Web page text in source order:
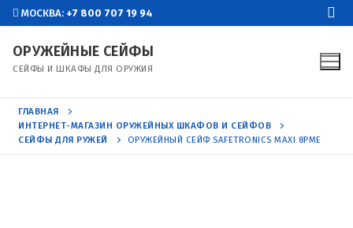
Перейти
содержимому
МОСКВА: +7 800 707 19 94
ОРУЖЕЙНЫЕ СЕЙФЫ
СЕЙФЫ И ШКАФЫ ДЛЯ ОРУЖИЯ
ГЛАВНАЯ
ИНТЕРНЕТ-МАГАЗИН ОРУЖЕЙНЫХ ШКАФОВ И СЕЙФОВ
СЕЙФЫ ДЛЯ РУЖЕЙ
ОРУЖЕЙНЫЙ СЕЙФ SAFETRONICS MAXI 8PME